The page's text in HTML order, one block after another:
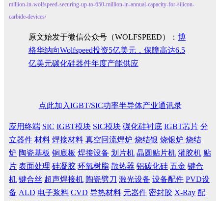
million-in-wolfspeed-securing-up-to-650-million-in-annual-capacity-for-silicon-
carbide-devices/
原文始发于微信公众号（WOLFSPEED）： 博
格华纳向Wolfspeed投资5亿美元，保障高达6.5
亿美元碳化硅器件年度产能供应
点此加入IGBT/SIC功率半导体产业通讯录
应用终端 SIC IGBT模块 SIC模块 碳化硅衬底 IGBT芯片 分
立器件 材料 焊接材料 真空回流焊炉 烧结银 烧银炉 烧结
炉 陶瓷基板 铜底板 焊接设备 划片机 晶圆贴片机 灌胶机 贴
片 表面处理 硅凝胶 环氧树脂 散热器 铝碳化硅 五金 键合
机 键合丝 超声焊接机 陶瓷劈刀 激光设备 设备配件 PVD设
备 ALD 电子浆料 CVD 导热材料 元器件 密封胶 X-Ray 配